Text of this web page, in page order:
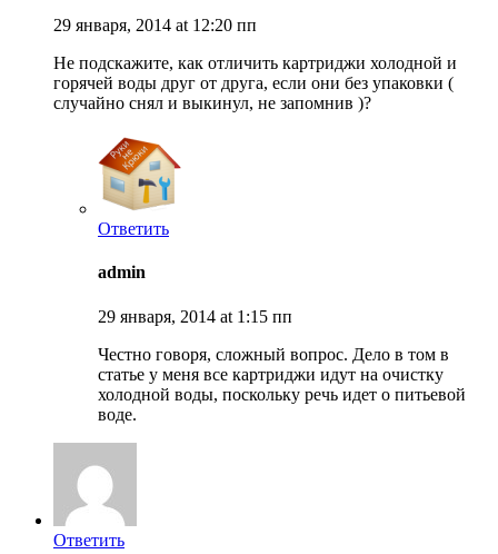
29 января, 2014 at 12:20 пп
Не подскажите, как отличить картриджи холодной и
горячей воды друг от друга, если они без упаковки (
случайно снял и выкинул, не запомнив )?
Ответить
admin
29 января, 2014 at 1:15 пп
Честно говоря, сложный вопрос. Дело в том в
статье у меня все картриджи идут на очистку
холодной воды, поскольку речь идет о питьевой
воде.
Ответить